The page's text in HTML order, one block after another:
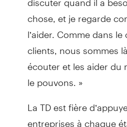
chose, et je regarde
l’aider. Comme dans
clients, nous sommes
écouter et les aider du
le pouvons. »
La TD est fière
entreprises à chaque